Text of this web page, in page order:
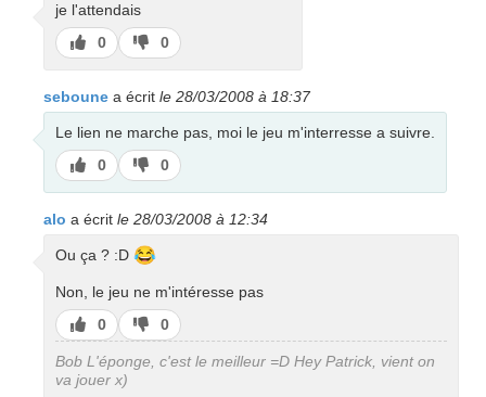
je l'attendais
J’aime
0
J’aime
pas
0
seboune a écrit le 28/03/2008 à 18:37
Le lien ne marche pas, moi le jeu m'interresse a suivre.
J’aime
0
J’aime
pas
0
alo a écrit le 28/03/2008 à 12:34
Ou ça ? :D 😂
Non, le jeu ne m'intéresse pas
J’aime
0
J’aime
pas
0
Bob L'éponge, c'est le meilleur =D Hey Patrick, vient on
va jouer x)